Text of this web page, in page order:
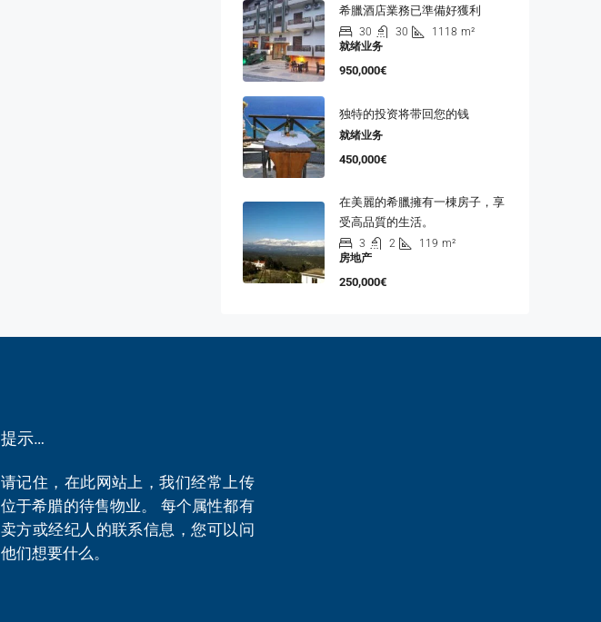
希臘酒店業務已準備好獲利
30 30 1118 m²
就绪业务
950,000€
独特的投资将带回您的钱
就绪业务
450,000€
在美麗的希臘擁有一棟房子，享
受高品質的生活。
3 2 119 m²
房地产
250,000€
提示…
请记住，在此网站上，我们经常上传
位于希腊的待售物业。 每个属性都有
卖方或经纪人的联系信息，您可以问
他们想要什么。